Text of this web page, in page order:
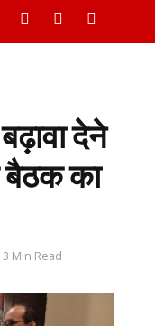
देने
बैठक का
3 Min Read